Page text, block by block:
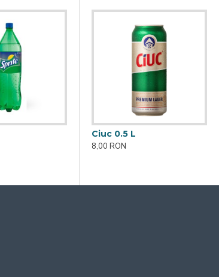
500 ml
Ciuc 0.5 L
8,00 RON